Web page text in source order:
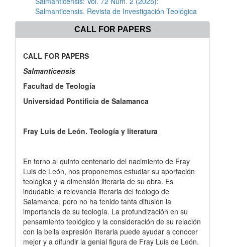
Salmanticensis. Revista de Investigación Teológica
CALL FOR PAPERS
CALL FOR PAPERS
Salmanticensis
Facultad de Teología
Universidad Pontificia de Salamanca
Fray Luis de León. Teología y literatura
En torno al quinto centenario del nacimiento de Fray
Luis de León, nos proponemos estudiar su aportación
teológica y la dimensión literaria de su obra. Es
indudable la relevancia literaria del teólogo de
Salamanca, pero no ha tenido tanta difusión la
importancia de su teología. La profundización en su
pensamiento teológico y la consideración de su relación
con la bella expresión literaria puede ayudar a conocer
mejor y a difundir la genial figura de Fray Luis de León.